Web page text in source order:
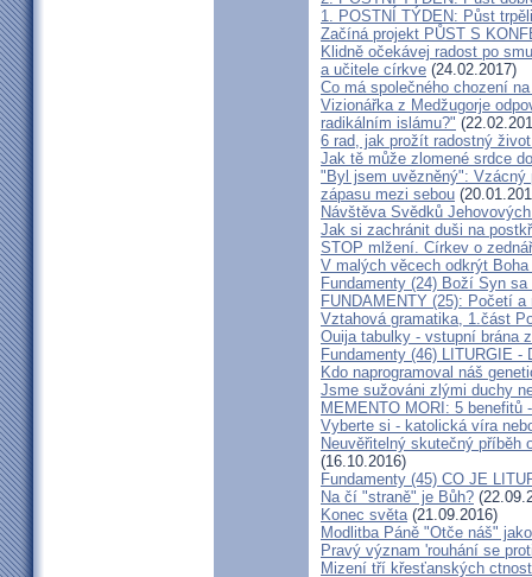
1. POSTNÍ TÝDEN: Půst
Začíná projekt PŮST S
Klidně očekávej radost po
a učitele církve (24.02.2017)
Co má společného chození
Vizionářka z Medžugorje
radikálním islámu?"
6 rad, jak prožít radostný
Jak tě může zlomené srdce
"Byl jsem uvězněný": Vzácný
zápasu mezi sebou
Návštěva Svědků
Jak si zachránit duši na
STOP mlžení. Církev o
V malých věcech odkrýt
Fundamenty (24) Boží Syn
FUNDAMENTY (25): Početí
Vztahová gramatika, 1.část
Ouija tabulky - vstupní brána
Fundamenty (46) LITURGIE
Kdo naprogramoval náš
Jsme sužováni zlými duchy
MEMENTO MORI: 5 benefitů
Vyberte si - katolická víra
Neuvěřitelný skutečný příběh
(16.10.2016)
Fundamenty (45) CO JE
Na čí "straně" je Bůh?
Konec světa(21.09.2016)
Modlitba Páně "Otče náš"
Pravý význam 'rouhání se
Mizení tří křesťanských